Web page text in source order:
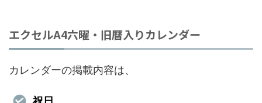
エクセルA4六曜・旧暦入りカレンダー
カレンダーの掲載内容は、